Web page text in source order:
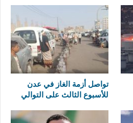
تواصل أزمة الغاز في عدن
للأسبوع الثالث على التوالي